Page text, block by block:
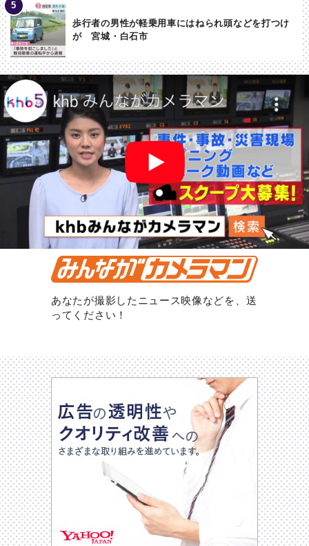
歩行者の男性が軽乗用車にはねられ頭などを打つけ
が 宮城・白石市
あなたが撮影したニュース映像などを、送
ってください！